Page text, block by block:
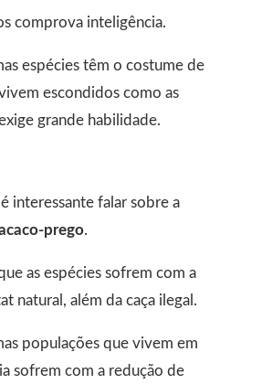
comprova inteligência.
espécies têm o costume de
escondidos como as
grande habilidade.
interessante falar sobre a
prego.
as espécies sofrem com a
natural, além da caça ilegal.
populações que vivem em
sofrem com a redução de